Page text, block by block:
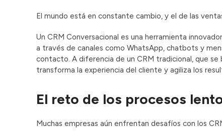
El mundo está en constante cambio, y el de las
Un CRM Conversacional es una herramienta
a través de canales como WhatsApp, chatbots y
contacto. A diferencia de un CRM tradicional, que se
transforma la experiencia del cliente y agiliza los
El reto de los procesos
Muchas empresas aún enfrentan desafíos con los